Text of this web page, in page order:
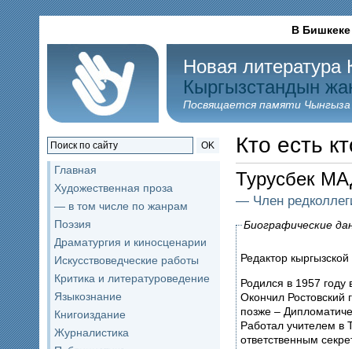
В Бишкеке
Новая литература
Кыргызстандын
Посвящается памяти
OK
Главная
Художественная проза
— в том числе по жанрам
Поэзия
Драматургия и киносценарии
Искусствоведческие работы
Критика и литературоведение
Языкознание
Книгоиздание
Журналистика
Кто есть
Турусбек
— Член
Биографические
Редактор
Родился в 1957 году
Окончил Ростовский
позже –
Работал учителем в
ответственным